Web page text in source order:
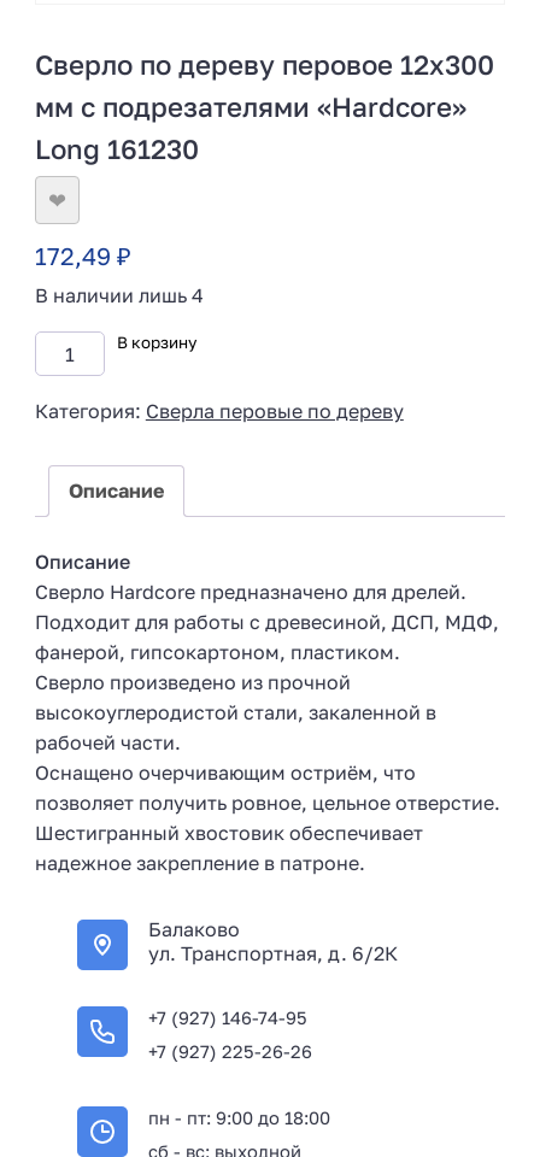
Сверло по дереву перовое 12х300
мм с подрезателями «Hardcore»
Long 161230
❤
172,49 ₽
В наличии лишь 4
В корзину
Категория: Сверла перовые по дереву
Описание
Описание
Сверло Hardcore предназначено для дрелей.
Подходит для работы с древесиной, ДСП, МДФ,
фанерой, гипсокартоном, пластиком.
Сверло произведено из прочной
высокоуглеродистой стали, закаленной в
рабочей части.
Оснащено очерчивающим остриём, что
позволяет получить ровное, цельное отверстие.
Шестигранный хвостовик обеспечивает
надежное закрепление в патроне.
Балаково
ул. Транспортная, д. 6/2К
+7 (927) 146-74-95
+7 (927) 225-26-26
пн - пт: 9:00 до 18:00
сб - вс: выходной